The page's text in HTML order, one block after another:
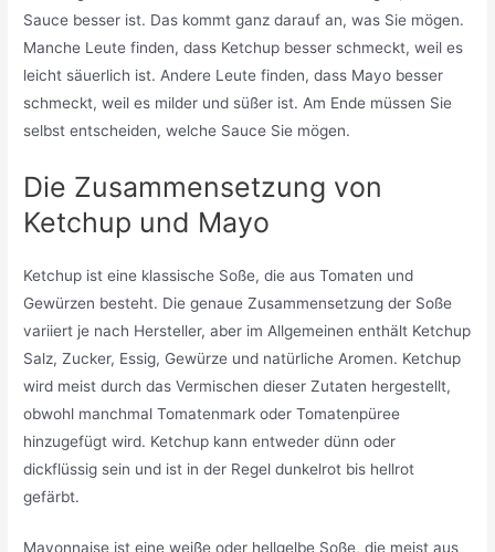
Sauce besser ist. Das kommt ganz darauf an, was Sie mögen.
Manche Leute finden, dass Ketchup besser schmeckt, weil es
leicht säuerlich ist. Andere Leute finden, dass Mayo besser
schmeckt, weil es milder und süßer ist. Am Ende müssen Sie
selbst entscheiden, welche Sauce Sie mögen.
Die Zusammensetzung von
Ketchup und Mayo
Ketchup ist eine klassische Soße, die aus Tomaten und
Gewürzen besteht. Die genaue Zusammensetzung der Soße
variiert je nach Hersteller, aber im Allgemeinen enthält Ketchup
Salz, Zucker, Essig, Gewürze und natürliche Aromen. Ketchup
wird meist durch das Vermischen dieser Zutaten hergestellt,
obwohl manchmal Tomatenmark oder Tomatenpüree
hinzugefügt wird. Ketchup kann entweder dünn oder
dickflüssig sein und ist in der Regel dunkelrot bis hellrot
gefärbt.
Mayonnaise ist eine weiße oder hellgelbe Soße, die meist aus